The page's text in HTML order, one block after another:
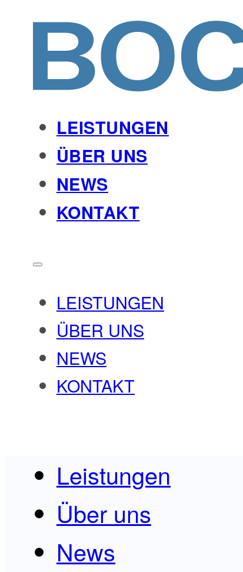
LEISTUNGEN
ÜBER UNS
NEWS
KONTAKT
LEISTUNGEN
ÜBER UNS
NEWS
KONTAKT
Leistungen
Über uns
News